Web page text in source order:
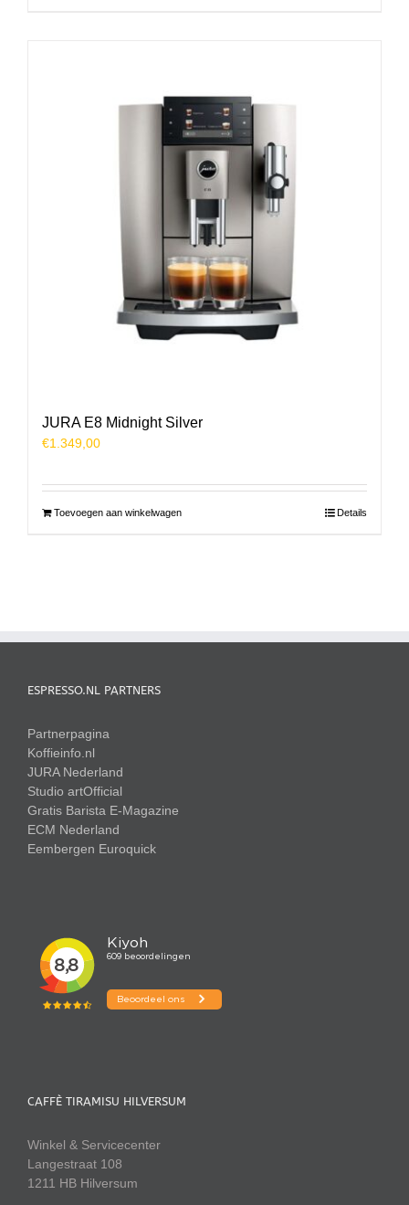
JURA E8 Midnight Silver
€1.349,00
Toevoegen aan winkelwagen Details
ESPRESSO.NL PARTNERS
Partnerpagina
Koffieinfo.nl
JURA Nederland
Studio artOfficial
Gratis Barista E-Magazine
ECM Nederland
Eembergen Euroquick
CAFFÈ TIRAMISU HILVERSUM
Winkel & Servicecenter
Langestraat 108
1211 HB Hilversum